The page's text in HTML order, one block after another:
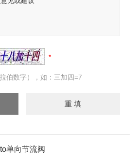
伯数字），如：三加四=7
单向节流阀